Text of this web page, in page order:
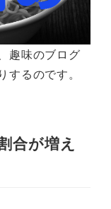
趣味のブログ
るのです。
合が増え